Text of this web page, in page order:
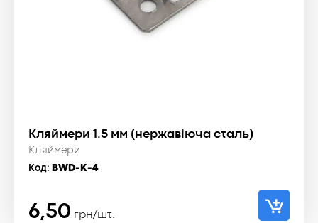
Кляймери 1.5 мм (нержавіюча сталь)
Кляймери
Код: BWD-K-4
6,50 грн/шт.